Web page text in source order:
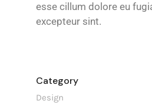
esse cillum dolore eu
excepteur sint.
Category
Design